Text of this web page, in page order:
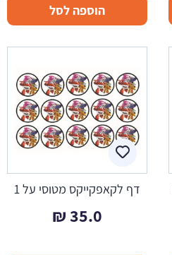
הוספה לסל
דף לקאפקייקס מטוסי על 1
35.0
₪